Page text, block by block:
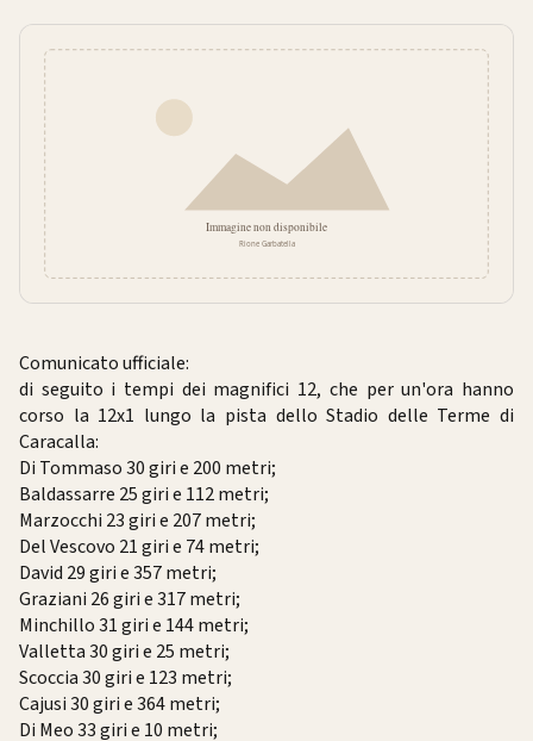
Comunicato ufficiale:
di seguito i tempi dei magnifici 12, che per un'ora hanno
corso la 12x1 lungo la pista dello Stadio delle Terme di
Caracalla:
Di Tommaso 30 giri e 200 metri;
Baldassarre 25 giri e 112 metri;
Marzocchi 23 giri e 207 metri;
Del Vescovo 21 giri e 74 metri;
David 29 giri e 357 metri;
Graziani 26 giri e 317 metri;
Minchillo 31 giri e 144 metri;
Valletta 30 giri e 25 metri;
Scoccia 30 giri e 123 metri;
Cajusi 30 giri e 364 metri;
Di Meo 33 giri e 10 metri;